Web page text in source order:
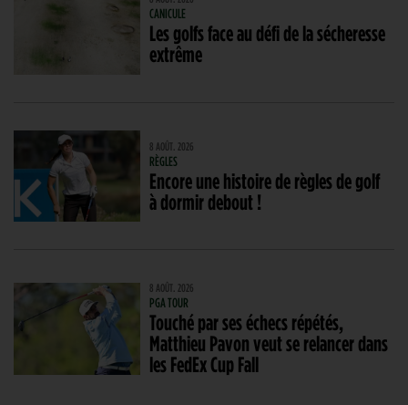
CANICULE
Les golfs face au défi de la sécheresse
extrême
8 AOÛT. 2026
RÈGLES
Encore une histoire de règles de golf
à dormir debout !
8 AOÛT. 2026
PGA TOUR
Touché par ses échecs répétés,
Matthieu Pavon veut se relancer dans
les FedEx Cup Fall